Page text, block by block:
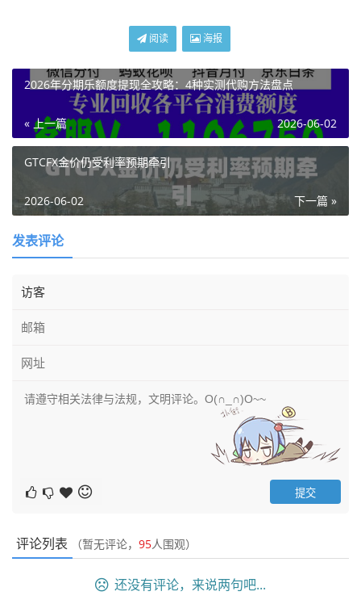
阅读 海报
2026年分期乐额度提现全攻略：4种实测代购方法盘点
« 上一篇 2026-06-02
GTCFX金价仍受利率预期牵引
下一篇 »
2026-06-02
发表评论
评论列表 （暂无评论， 95人围观）
还没有评论，来说两句吧...